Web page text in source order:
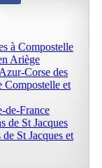
à Compostelle
Ariège
Corse des
Compostelle et
de-France
de St Jacques
St Jacques et